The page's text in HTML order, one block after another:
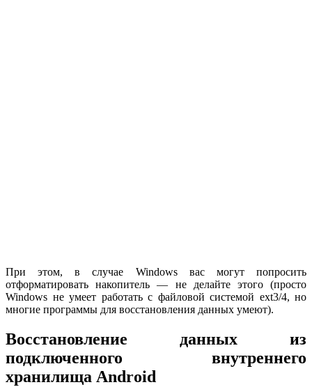
При этом, в случае Windows вас могут попросить
отформатировать накопитель — не делайте этого (просто
Windows не умеет работать с файловой системой ext3/4, но
многие программы для восстановления данных умеют).
Восстановление данных из
подключенного внутреннего
хранилища Android